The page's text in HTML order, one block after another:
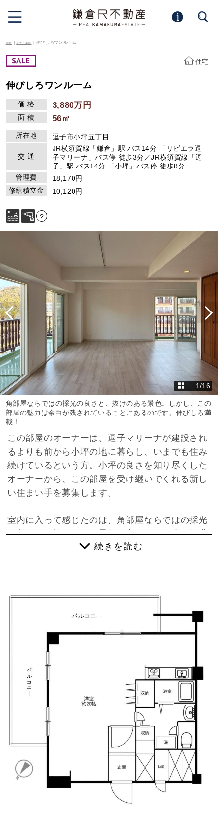
売買 |逗子・葉山 | 伸びしろワンルーム
住宅
伸びしろワンルーム
価 格 3,880万円
面 積 56㎡
所在地 逗子市小坪五丁目
交 通
JR横須賀線「鎌倉」駅 バス14分 「リビエラ逗
子マリーナ」バス停 徒歩3分／JR横須賀線「逗
子」駅 バス14分 「小坪」バス停 徒歩8分
管理費
18,170円
修繕積立金
10,120円
?
1/16
角部屋ならではの採光の良さと、抜けのある景色。しかし、この
部屋の魅力は余白が残されていることにあるのです。伸びしろ満
載！
この部屋のオーナーは、逗子マリーナが建設され
るよりも前から小坪の地に暮らし、いまでも住み
続けているという方。小坪の良さを知り尽くした
オーナーから、この部屋を受け継いでくれる新し
い住まい手を募集します。
室内に入って感じたのは、角部屋ならではの採光
の良さと、抜けのある景色。東側からは小坪漁港
ののどかな漁師町が覗ける一方、南側からは相模
湾と中庭、リゾートのような景色が広がります。
ていたこともあり、使用感は少なめ。室内は2年
前にリフォーム済で、クロスやフローリングは綺
麗な状態。トイレや浴室もそのまま使えます。建
のの良さを生かして、全体の建具の色味は合わせ
るなど、統一感を持たせています。
このままでも充分暮らせるのですが、もっと開放
感を味わうには？もっと自分らしさを加えるため
には？と考えてみたところ、キッチンの位置や収
納のあり方、ふとしたデッドスペースに、「もう
少しこうできそう」という余白が残されていまし
た。